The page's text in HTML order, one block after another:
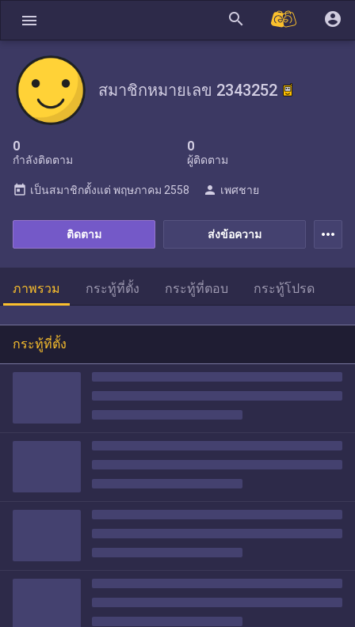
menu search account_circle
สมาชิกหมายเลข 2343252
0
กำลังติดตาม
0
ผู้ติดตาม
ส่งข้อความ
ติดตาม
today เป็นสมาชิกตั้งแต่ พฤษภาคม 2558 person เพศชาย
more_horiz
ภาพรวม กระทู้ที่ตั้ง กระทู้ที่ตอบ กระทู้โปรด
กระทู้ที่ตั้ง